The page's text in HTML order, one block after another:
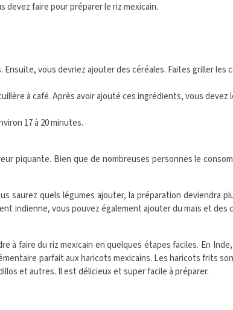
devez faire pour préparer le riz mexicain.
vous devriez ajouter des céréales. Faites griller
à café. Après avoir ajouté ces ingrédients, vous
17 à 20 minutes.
piquante. Bien que de nombreuses personnes le
quels légumes ajouter, la préparation deviendra
indienne, vous pouvez également ajouter du maïs et
faire du riz mexicain en quelques étapes faciles. En
parfait aux haricots mexicains. Les haricots frits
et autres. Il est délicieux et super facile à préparer.